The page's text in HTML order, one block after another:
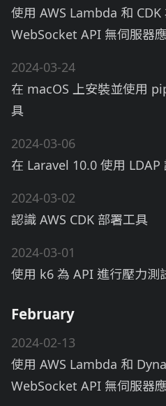
使用 AWS Lambda 和
WebSocket API 無伺服器
2024-03-24
在 macOS 上安裝並使用
具
2024-03-06
在 Laravel 10.0 使用 LDAP
2024-03-02
認識 AWS CDK 部署工具
2024-03-01
使用 k6 為 API 進行壓力測
February
2024-02-13
使用 AWS Lambda 和
WebSocket API 無伺服器